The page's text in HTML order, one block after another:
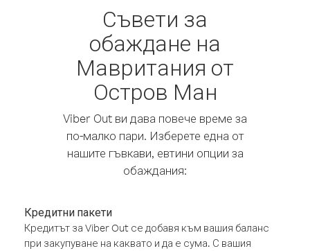
Съвети за
обаждане на
Мавритания от
Остров Ман
Viber Out ви дава повече време за
по-малко пари. Изберете една от
нашите гъвкави, евтини опции за
обаждания:
Кредитни пакети
Кредитът за Viber Out се добавя към вашия баланс
при закупуване на каквато и да е сума. С вашия